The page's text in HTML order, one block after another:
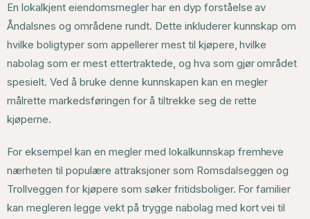
En lokalkjent eiendomsmegler har en dyp forståelse av
Åndalsnes og områdene rundt. Dette inkluderer kunnskap om
hvilke boligtyper som appellerer mest til kjøpere, hvilke
nabolag som er mest ettertraktede, og hva som gjør området
spesielt. Ved å bruke denne kunnskapen kan en megler
målrette markedsføringen for å tiltrekke seg de rette
kjøperne.
For eksempel kan en megler med lokalkunnskap fremheve
nærheten til populære attraksjoner som Romsdalseggen og
Trollveggen for kjøpere som søker fritidsboliger. For familier
kan megleren legge vekt på trygge nabolag med kort vei til